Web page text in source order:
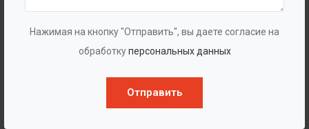
Нажимая на кнопку "Отправить", вы даете согласие на
обработкуперсональных данных
Отправить